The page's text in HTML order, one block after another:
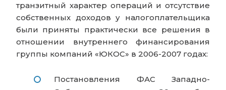
транзитный характер операций и отсутствие
собственных доходов у налогоплательщика
были приняты практически все решения в
отношении внутреннего финансирования
группы компаний «ЮКОС» в 2006-2007 годах:
Постановления ФАС Западно-